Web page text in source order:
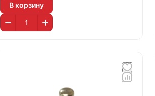
В корзину